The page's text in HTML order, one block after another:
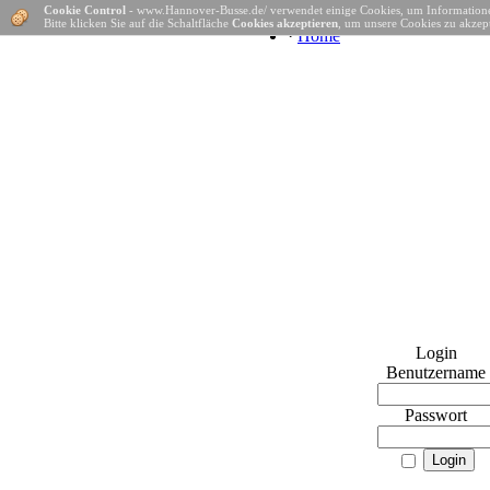
· Home
Login
Benutzername
Passwort
Cookie Control - www.Hannover-Busse.de/ verwendet einige Cookies, um
Bitte klicken Sie auf die Schaltfläche Cookies akzeptieren , um unsere Cookies zu